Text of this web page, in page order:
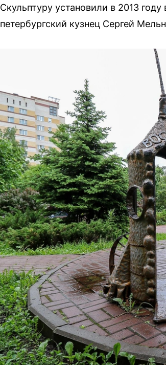
Скульптуру установили в 2013
петербургский кузнец Сергей